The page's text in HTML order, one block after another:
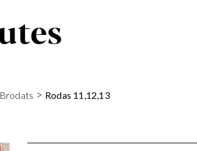
Brodats > Rodas 11,12,13